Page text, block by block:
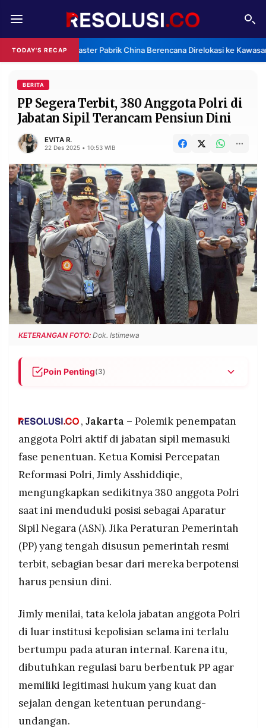
TODAY'S RECAPKlaster Pabrik China Berencana Direlokasi ke
REDAKSI TENTANG
RESOLUSI IKLAN
RUBRIKASI
EDITORIAL
DAERAH NASIONAL
MANCA SPORT
INFORMASI
PRIVACY
POLICY
BERITA
WARGA
INFORMASI
IKLAN
KIRIM
TULISAN
PENGADUAN TERM
OF
©
RESOLUSI
PRAMUDITA
-
2026
PT.
RESOLUSI
PRAMUDITA
BERITA
PP Segera Terbit, 380 Anggota Polri di
Jabatan Sipil Terancam Pensiun Dini
EVITA R.
22 Des 2025 • 10:53 WIB
KETERANGAN FOTO: Dok. Istimewa
Poin Penting(3)
setelah Peraturan Pemerintah (PP) baru terkait
diterbitkan.
Pemerintah melalui Menko Yusril memastikan PP
segera disusun dan diterbitkan, dengan arahan
langsung Presiden untuk menuntaskan polemik
penempatan Polri di jabatan sipil.
Pakar hukum tata negara Bivitri Susanti menilai
Perpol 10/2025 bertentangan dengan Putusan
MK, karena tetap membuka ruang penugasan
polisi aktif di jabatan sipil, sehingga dinilai
“membangkang” putusan MK.
, Jakarta – Polemik penempatan
anggota Polri aktif di jabatan sipil memasuki
fase penentuan. Ketua Komisi Percepatan
Reformasi Polri, Jimly Asshiddiqie,
mengungkapkan sedikitnya 380 anggota Polri
saat ini menduduki posisi sebagai Aparatur
Sipil Negara (ASN). Jika Peraturan Pemerintah
(PP) yang tengah disusun pemerintah resmi
terbit, sebagian besar dari mereka berpotensi
harus pensiun dini.
Jimly menilai, tata kelola jabatan anggota Polri
di luar institusi kepolisian selama ini terlalu
bertumpu pada aturan internal. Karena itu,
dibutuhkan regulasi baru berbentuk PP agar
memiliki legitimasi hukum yang kuat dan
sejalan dengan ketentuan perundang-
undangan.